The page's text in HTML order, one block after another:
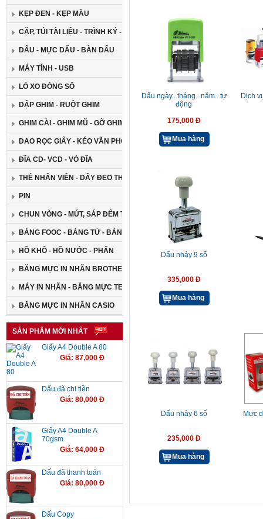
KẸP ĐEN - KẸP MẦU
CẶP, TÚI TÀI LIỆU - TRÌNH KÝ - GIÁ ĐỠ ĐA NĂNG
DẤU - MỰC DẤU - BÀN DẤU
MÁY TÍNH - USB
LÒ XO ĐÓNG SỔ
DẬP GHIM - RUỘT GHIM
GHIM CÀI - GHIM MŨ - GỠ GHIM
DAO RỌC GIẤY - KÉO VĂN PHÒNG
ĐĨA CD- VCD - VỎ ĐĨA
THẺ NHÂN VIÊN - DÂY ĐEO THẺ
PIN
CHUN VÒNG - MÚT, SÁP ĐẾM TIỀN
BẢNG FOOC - BẢNG TỪ - BẢNG GHIM
HỒ KHÔ - HỒ NƯỚC - PHẤN
BĂNG MỰC IN NHÃN BROTHER
MÁY IN NHÃN - BĂNG MỰC TEPRA
BĂNG MỰC IN NHÃN CASIO
SẢN PHẨM MỚI NHẤT
Giấy A4 Double A 80
Giá: 87,000 Đ
Dấu đã chi tiền
Giá: 80,000 Đ
Giấy A4 Double A
70gsm
Giá: 64,000 Đ
Dấu đã thanh toán
Giá: 80,000 Đ
Dấu Copy
Dấu ngày...tháng...năm...tự
động
175,000 Đ
Mua hàng
Dịch
Dấu nhảy 9 số
335,000 Đ
Mua hàng
Dấu nhảy 6 số
235,000 Đ
Mua hàng
Mực